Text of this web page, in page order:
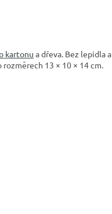
kartonu a dřeva. Bez lepidla a
13 × 10 × 14 cm.